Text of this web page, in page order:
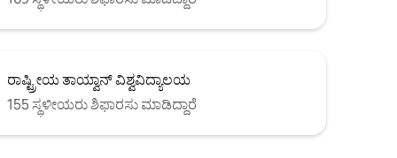
ರಾಷ್ಟ್ರೀಯ ತಾಯ್ವಾನ್ ವಿಶ್ವವಿದ್ಯಾಲಯ
155 ಸ್ಥಳೀಯರು ಶಿಫಾರಸು ಮಾಡಿದ್ದಾರೆ